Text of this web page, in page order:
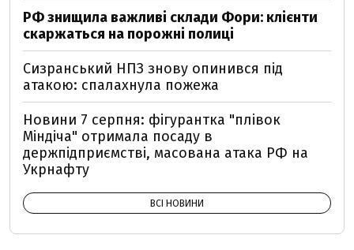
РФ знищила важливі склади Фори: клієнти
скаржаться на порожні полиці
Сизранський НПЗ знову опинився під
атакою: спалахнула пожежа
Новини 7 серпня: фігурантка "плівок
Міндіча" отримала посаду в
держпідприємстві, масована атака РФ на
Укрнафту
ВСІ НОВИНИ